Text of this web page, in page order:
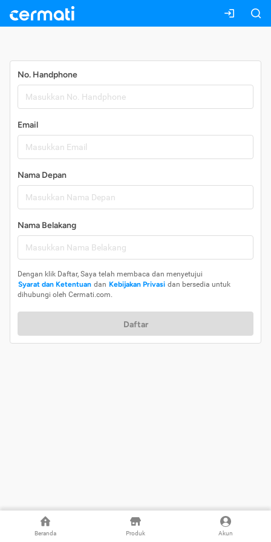
Beranda Produk Akun
No. Handphone
Email
Nama Depan
Nama Belakang
Dengan klik Daftar, Saya telah membaca dan menyetujui
Syarat dan Ketentuan dan Kebijakan Privasi dan bersedia untuk
dihubungi oleh Cermati.com.
Daftar